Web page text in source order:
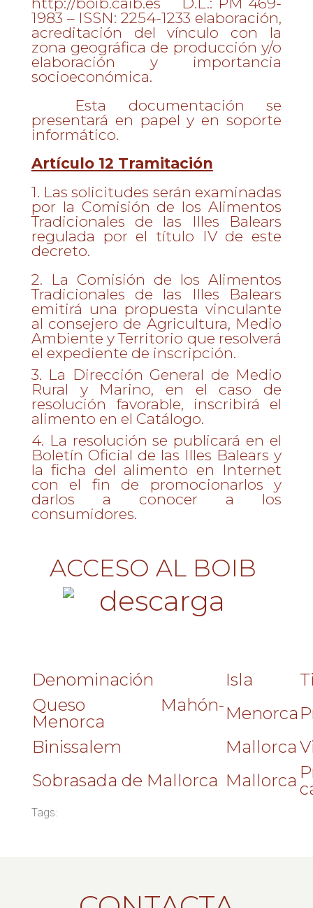
1983 – ISSN: 2254-1233 elaboración,
acreditación del vínculo con la
zona geográfica de producción y/o
elaboración y importancia
socioeconómica.
Esta documentación se
presentará en papel y en soporte
informático.
Artículo 12 Tramitación
1. Las solicitudes serán examinadas
por la Comisión de los Alimentos
Tradicionales de las Illes Balears
regulada por el título IV de este
decreto.
2. La Comisión de los Alimentos
Tradicionales de las Illes Balears
emitirá una propuesta vinculante
al consejero de Agricultura, Medio
Ambiente y Territorio que resolverá
el expediente de inscripción.
3. La Dirección General de Medio
Rural y Marino, en el caso de
resolución favorable, inscribirá el
alimento en el Catálogo.
4. La resolución se publicará en el
Boletín Oficial de las Illes Balears y
la ficha del alimento en Internet
con el fin de promocionarlos y
darlos a conocer a los
consumidores.
ACCESO AL BOIB
Denominación Isla
Queso Mahón-
Menorca
Menorca
Binissalem
Mallorca
Sobrasada de Mallorca Mallorca
Tags: